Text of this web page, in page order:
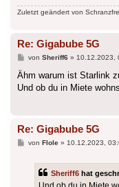
Zuletzt geändert von
Re: Gigabube 5G
Beitrag
von Sheriff6» 10.12.2023,
Ähm warum ist Starlink
Und ob du in Miete
Re: Gigabube 5G
Beitrag
von Flole» 10.12.2023,
Sheriff6 hat